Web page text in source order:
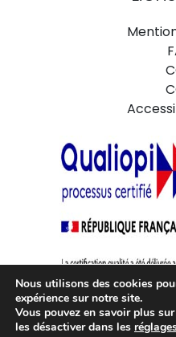
Nous utilisons des cookies
expérience sur notre site.
Vous pouvez en savoir plus
les désactiver dans les
La certification QUALIOPI atteste